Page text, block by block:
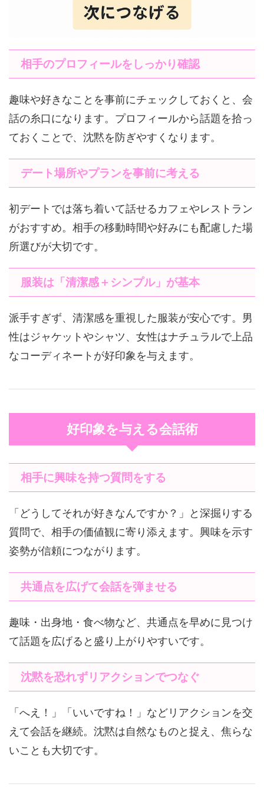
相手のプロフィールをしっかり確認
趣味や好きなことを事前にチェックしておくと、会
話の糸口になります。プロフィールから話題を拾っ
ておくことで、沈黙を防ぎやすくなります。
デート場所やプランを事前に考える
初デートでは落ち着いて話せるカフェやレストラン
がおすすめ。相手の移動時間や好みにも配慮した場
所選びが大切です。
服装は「清潔感＋シンプル」が基本
派手すぎず、清潔感を重視した服装が安心です。男
性はジャケットやシャツ、女性はナチュラルで上品
なコーディネートが好印象を与えます。
好印象を与える会話術
相手に興味を持つ質問をする
「どうしてそれが好きなんですか？」と深掘りする
質問で、相手の価値観に寄り添えます。興味を示す
姿勢が信頼につながります。
共通点を広げて会話を弾ませる
趣味・出身地・食べ物など、共通点を早めに見つけ
て話題を広げると盛り上がりやすいです。
沈黙を恐れずリアクションでつなぐ
「へえ！」「いいですね！」などリアクションを交
えて会話を継続。沈黙は自然なものと捉え、焦らな
いことも大切です。